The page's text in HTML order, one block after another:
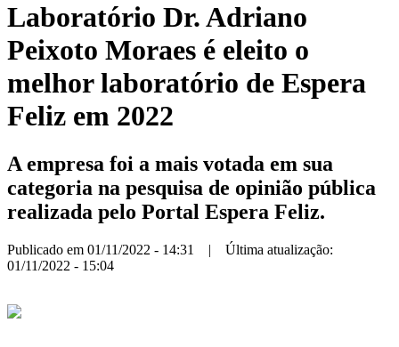
Laboratório Dr. Adriano
Peixoto Moraes é eleito o
melhor laboratório de Espera
Feliz em 2022
A empresa foi a mais votada em sua
categoria na pesquisa de opinião pública
realizada pelo Portal Espera Feliz.
Publicado em 01/11/2022 - 14:31 | Última atualização:
01/11/2022 - 15:04